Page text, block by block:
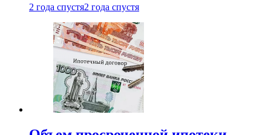
2 года спустя2 года спустя